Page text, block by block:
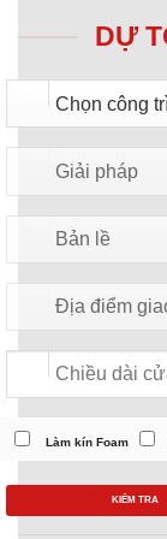
DỰ
Làm kín Foam
KIỂM TRA